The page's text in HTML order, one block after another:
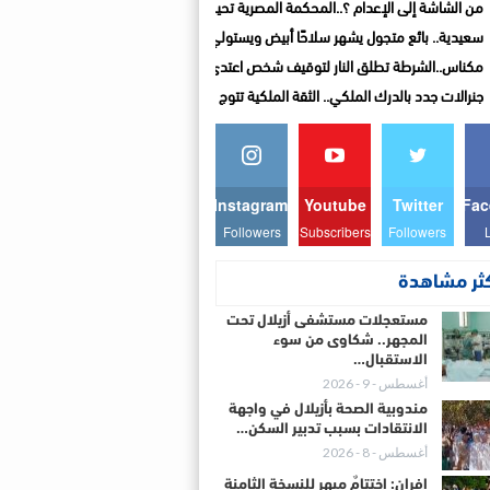
من الشاشة إلى الإعدام ؟..المحكمة المصرية تحيل أوراق المذيعة سارة خليفة إلى
سعيدية.. بائع متجول يشهر سلاحًا أبيض ويستولي على سيارة تابعة للجماعة قبل الفرار
مكناس..الشرطة تطلق النار لتوقيف شخص اعتدى على والديه وأصاب شرطيا بالسلاح
جنرالات جدد بالدرك الملكي.. الثقة الملكية تتوج مسارات مهنية متميزة
Twitter
Followers
Youtube
Subscribers
Instagram
Followers
مشاهدة
مستعجلات مستشفى أزيلال تحت
المجهر.. شكاوى من سوء
الاستقبال…
أغسطس - 9 - 2026
مندوبية الصحة بأزيلال في واجهة
الانتقادات بسبب تدبير السكن…
أغسطس - 8 - 2026
إفران: اختتامٌ مبهِر للنسخة الثامنة